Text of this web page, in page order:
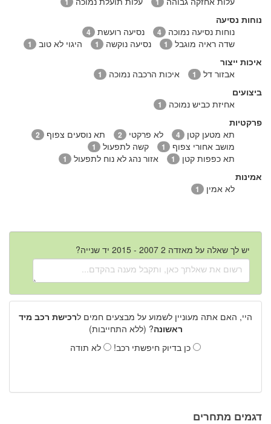
נוחות נסיעה
נוחות נסיעה נמוכה
4 נסיעה רועשת 4
שדה ראיה מוגבל 1 נסיעה נוקשה 1 היגוי לא טוב 1
איכות ייצור
אבזור דל
1 איכות הרכבה נמוכה 1
ביצועים
אחיזת כביש נמוכה
1
פרקטיות
תא מטען קטן
4 לא פרקטי 2 תא נוסעים צפוף 2
מושב אחורי צפוף 1 קשה לתפעול 1
תא כפפות קטן 1 אזור נהג לא נוח לתפעול 1
אמינות
לא אמין
1
יש לך שאלה על מאזדה 2 2007 - 2015 יד שנייה?
היי, האם אתה מעוניין לשמוע על מבצעים חמים לרכישת רכב מיד
ראשונה? (ללא התחייבות)
כן בדיוק חיפשתי רכב!
לא תודה
דגמים מתחרים